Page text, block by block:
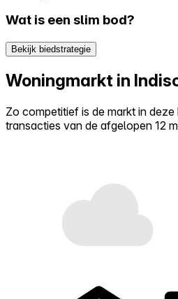
Wat is een slim bod?
Bekijk biedstrategie
Woningmarkt in
Zo competitief is de markt in
transacties van de afgelopen 12